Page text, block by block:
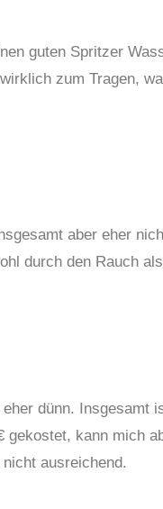
guten Spritzer
zum Tragen,
aber eher
durch den Rauch
dünn. Insgesamt
gekostet, kann mich
ausreichend.